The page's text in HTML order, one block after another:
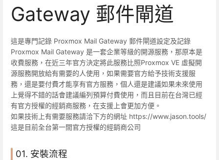
Gateway 郵件閘道
這是專門記錄 Proxmox Mail Gateway 郵件閘道設定及記錄
Proxmox Mail Gateway 是一套企業等級的開源服務，那原本是
收費服務，在近三年官方決定將此服務比照Proxmox VE 虛擬開
源服務開放給有需要的人使用，如果需要官方給予技術支援服
務，還是要付費才能享有官方服務，個人還是建議如果未來使用
上覺得不錯的話會建議編列預算付費使用，而且目前在台灣已經
有官方授權的經銷商服務，在支援上會更加方便。
如果技術上有需要服務請洽下方的網址 https://www.jason.tools/
這是目前全台第一間官方授權的經銷商公司
01. 安裝流程